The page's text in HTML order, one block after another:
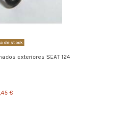
de stock
exteriores SEAT 124
€